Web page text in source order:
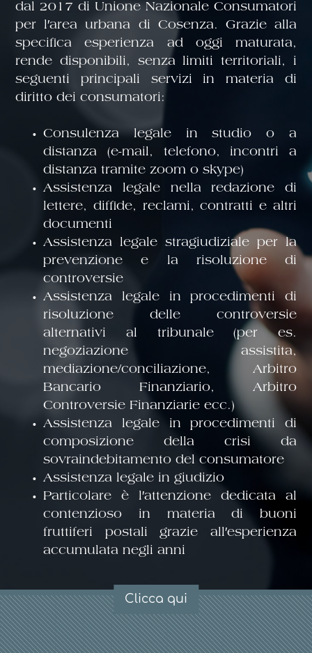
dal 2017 di Unione Nazionale Consumatori
per l′area urbana di Cosenza. Grazie alla
specifica esperienza ad oggi maturata,
rende disponibili, senza limiti territoriali, i
seguenti principali servizi in materia di
diritto dei consumatori:
Consulenza legale in studio o a
distanza (e-mail, telefono, incontri a
distanza tramite zoom o skype)
Assistenza legale nella redazione di
lettere, diffide, reclami, contratti e altri
documenti
Assistenza legale stragiudiziale per la
prevenzione e la risoluzione di
controversie
Assistenza legale in procedimenti di
risoluzione delle controversie
alternativi al tribunale (per es.
negoziazione assistita,
mediazione/conciliazione, Arbitro
Bancario Finanziario, Arbitro
Controversie Finanziarie ecc.)
Assistenza legale in procedimenti di
composizione della crisi da
sovraindebitamento del consumatore
Assistenza legale in giudizio
Particolare è l′attenzione dedicata al
contenzioso in materia di buoni
fruttiferi postali grazie all′esperienza
accumulata negli anni
Clicca qui